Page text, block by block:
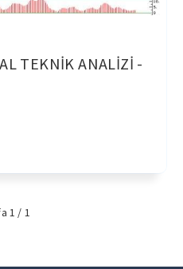
TEKNİK ANALİZİ -
1 / 1